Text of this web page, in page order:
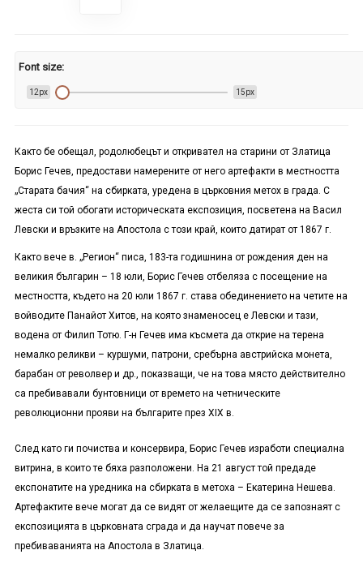
Font size:
12px 15px
Както бе обещал, родолюбецът и откривател на старини от Златица
Борис Гечев, предостави намерените от него артефакти в местността
„Старата бачия“ на сбирката, уредена в църковния метох в града. С
жеста си той обогати историческата експозиция, посветена на Васил
Левски и връзките на Апостола с този край, които датират от 1867 г.
Както вече в. „Регион“ писа, 183-та годишнина от рождения ден на
великия българин – 18 юли, Борис Гечев отбеляза с посещение на
местността, където на 20 юли 1867 г. става обединението на четите на
войводите Панайот Хитов, на която знаменосец е Левски и тази,
водена от Филип Тотю. Г-н Гечев има късмета да открие на терена
немалко реликви – куршуми, патрони, сребърна австрийска монета,
барабан от револвер и др., показващи, че на това място действително
са пребивавали бунтовници от времето на четническите
революционни прояви на българите през XIX в.
След като ги почиства и консервира, Борис Гечев изработи специална
витрина, в които те бяха разположени. На 21 август той предаде
експонатите на уредника на сбирката в метоха – Екатерина Нешева.
Артефактите вече могат да се видят от желаещите да се запознаят с
експозицията в църковната сграда и да научат повече за
пребиваванията на Апостола в Златица.